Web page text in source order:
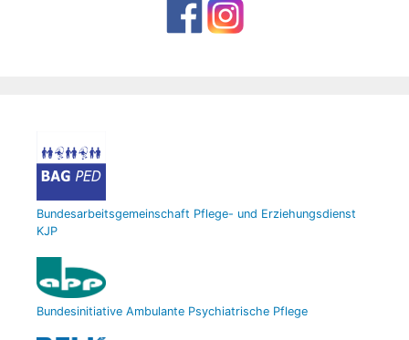
Bundesarbeitsgemeinschaft Pflege- und Erziehungsdienst
KJP
Bundesinitiative Ambulante Psychiatrische Pflege